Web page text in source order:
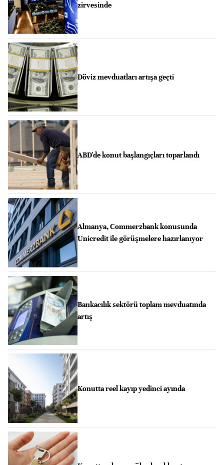
zirvesinde
Döviz mevduatları artışa geçti
ABD'de konut başlangıçları toparlandı
Almanya, Commerzbank konusunda
Unicredit ile görüşmelere hazırlanıyor
Bankacılık sektörü toplam mevduatında
artış
Konutta reel kayıp yedinci ayında